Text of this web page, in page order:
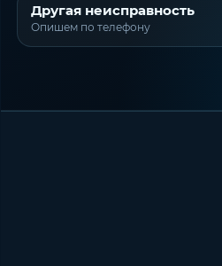
Другая неисправность
Опишем по телефону